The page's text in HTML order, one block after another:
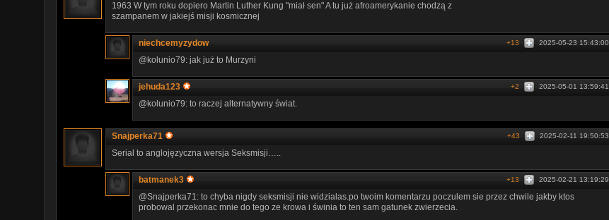
1963 W tym roku dopiero Martin Luther Kung "miał sen" A tu już afroamerykanie chodzą z
szampanem w jakiejś misji kosmicznej
niechcemyzydow 2025-05-23 15:43:00
+13
@kolunio79: jak już to Murzyni
jehuda123 2025-05-01 13:59:41
+2
@kolunio79: to raczej alternatywny świat.
Snajperka71 2025-02-11 19:50:53
+43
Serial to anglojęzyczna wersja Seksmisji…..
batmanek3 2025-02-21 13:19:29
+13
@Snajperka71: to chyba nigdy seksmisji nie widzialas.po twoim komentarzu poczulem sie przez chwile jakby ktos
probowal przekonac mnie do tego ze krowa i świnia to ten sam gatunek zwierzecia.